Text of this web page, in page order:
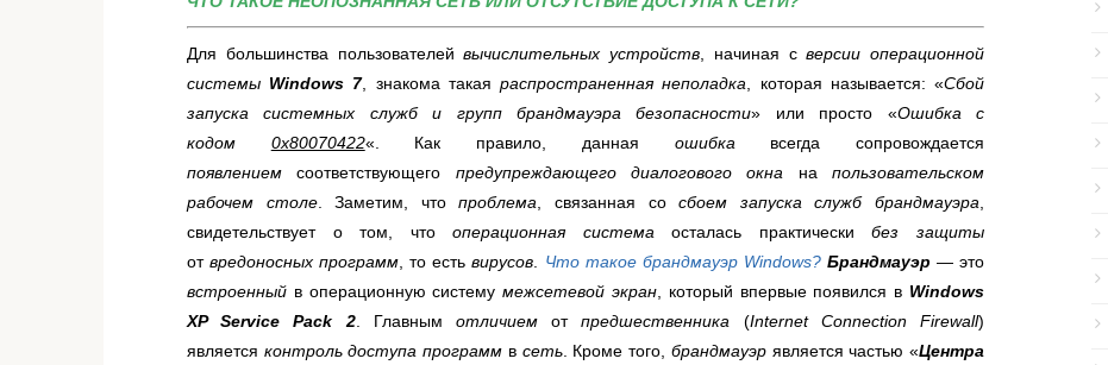
Для большинства пользователейвычислительных устройств , начиная сверсии операционной
системы Windows 7, знакома такаяраспространенная неполадка , которая называется: «Сбой
запуска системных служб и групп брандмауэра безопасности» или просто «Ошибка с
кодом 0x80070422«. Как правило, данная ошибка всегда сопровождается
появлениемсоответствующего предупреждающего диалогового окна напользовательском
рабочем столе. Заметим, чтопроблема , связанная сосбоем запуска служб брандмауэра
свидетельствует о том, чтооперационная системаосталась практическибез защиты
отвредоносных программ , то естьвирусов Что такое брандмауэр Windows? Брандмауэр — это
встроенный в операционную системумежсетевой экран , который впервые появился в Windows
XP Service Pack 2. Главнымотличиемотпредшественника (Internet Connection Firewall)
является контроль доступа программ в сеть. Кроме того, брандмауэр является частью «Центра